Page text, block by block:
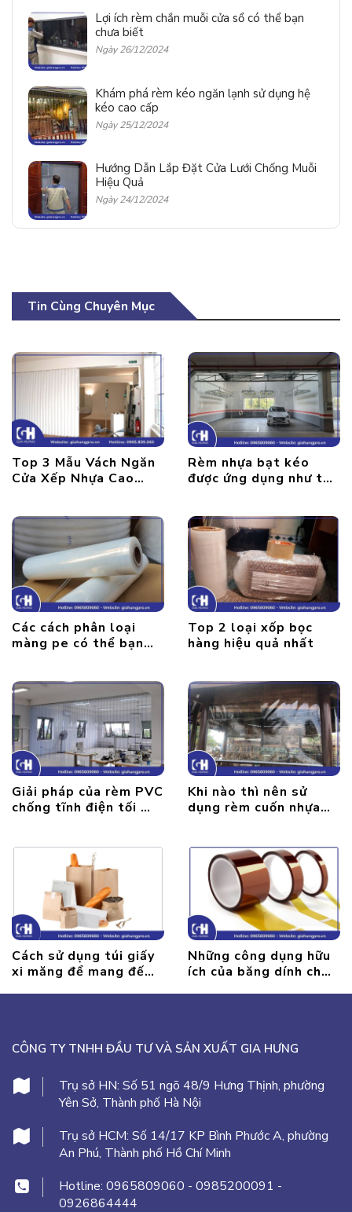
Lợi ích rèm chắn muỗi cửa sổ có thể bạn
chưa biết
Ngày 26/12/2024
Khám phá rèm kéo ngăn lạnh sử dụng hệ
kéo cao cấp
Ngày 25/12/2024
Hướng Dẫn Lắp Đặt Cửa Lưới Chống Muỗi
Hiệu Quả
Ngày 24/12/2024
Tin Cùng Chuyên Mục
Top 3 Mẫu Vách Ngăn
Cửa Xếp Nhựa Cao
Rèm nhựa bạt kéo
được ứng dụng như thế
Các cách phân loại
màng pe có thể bạn
Top 2 loại xốp bọc
hàng hiệu quả nhất
Giải pháp của rèm PVC
chống tĩnh điện tối ưu
Khi nào thì nên sử
dụng rèm cuốn nhựa
Cách sử dụng túi giấy
xi măng để mang đến
Những công dụng hữu
ích của băng dính chịu
CÔNG TY TNHH ĐẦU TƯ VÀ SẢN XUẤT GIA HƯNG
Trụ sở HN: Số 51 ngõ 48/9 Hưng Thịnh, phường
Yên Sở, Thành phố Hà Nội
Trụ sở HCM: Số 14/17 KP Bình Phước A, phường
An Phú, Thành phố Hồ Chí Minh
Hotline: 0965809060 - 0985200091 -
0926864444